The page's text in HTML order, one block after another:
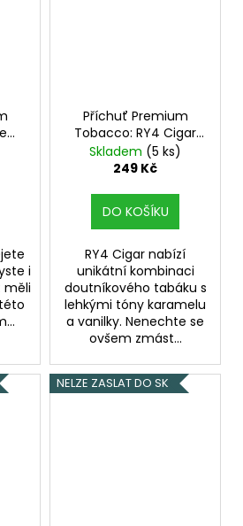
i
měli
Příchuť Premium
Tobacco: RY4 Cigar
objem 10ml tabáková
nálepka Kolek Q
Skladem (5 ks)
249 Kč
DO KOŠÍKU
RY4 Cigar nabízí
unikátní kombinaci
doutníkového tabáku s
lehkými tóny karamelu
a vanilky. Nenechte se
ovšem zmást...
NELZE ZASLAT DO SK